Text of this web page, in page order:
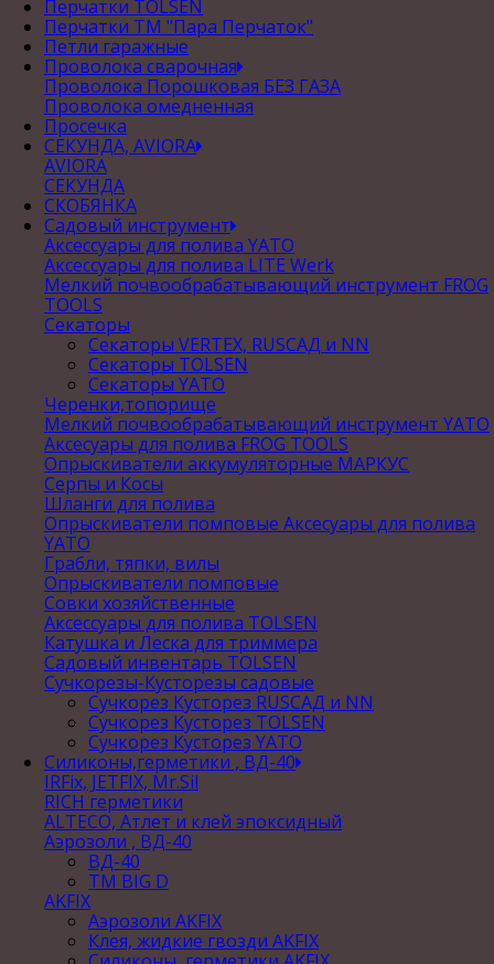
Перчатки TOLSEN
Перчатки ТМ "Пара Перчаток"
Петли гаражные
Проволока сварочная
Проволока Порошковая БЕЗ ГАЗА
Проволока омедненная
Просечка
СЕКУНДА, AVIORA
AVIORA
СЕКУНДА
СКОБЯНКА
Садовый инструмент
Аксессуары для полива YATO
Аксессуары для полива LITE Werk
Мелкий почвообрабатывающий инструмент FROG
TOOLS
Секаторы
Секаторы VERTEX, RUSСАД и NN
Секаторы TOLSEN
Секаторы YATO
Черенки,топорище
Мелкий почвообрабатывающий инструмент YATO
Аксесуары для полива FROG TOOLS
Опрыскиватели аккумуляторные МАРКУС
Серпы и Косы
Шланги для полива
Опрыскиватели помповые Аксесуары для полива
YATO
Грабли, тяпки, вилы
Опрыскиватели помповые
Совки хозяйственные
Аксессуары для полива TOLSEN
Катушка и Леска для триммера
Садовый инвентарь TOLSEN
Сучкорезы-Кусторезы садовые
Сучкорез Кусторез RUSСАД и NN
Сучкорез Кусторез TOLSEN
Сучкорез Кусторез YATO
Силиконы,герметики , ВД-40
IRFix, JETFIX, Mr.Sil
RICH герметики
ALTECO, Атлет и клей эпоксидный
Аэрозоли , ВД-40
ВД-40
TM BIG D
AKFIX
Аэрозоли AKFIX
Клея, жидкие гвозди AKFIX